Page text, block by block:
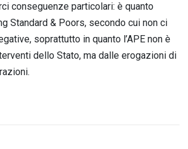
conseguenze particolari: è quanto
Standard & Poors, secondo cui non ci
soprattutto in quanto l’APE non è
dello Stato, ma dalle erogazioni di